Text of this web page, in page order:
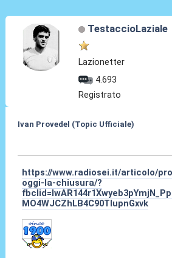
TestaccioLaziale
Lazionetter
4.693
Registrato
Ivan Provedel (Topic Ufficiale)
https://www.radiosei.it/articolo/
oggi-la-chiusura/?
MO4WJCZhLB4C90TIupnGxvk